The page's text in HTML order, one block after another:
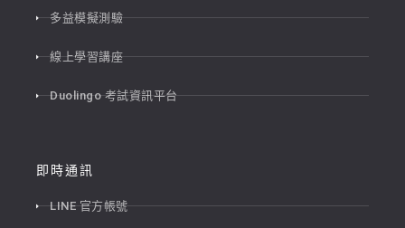
多益模擬測驗
線上學習講座
Duolingo 考試資訊平台
即時通訊
LINE 官方帳號